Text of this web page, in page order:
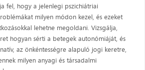
fel, hogy a jelenlegi pszichiátriai
milyen módon kezel, és ezeket
lehetne megoldani. Vizsgálja,
hogyan sérti a betegek autonómiáját, és
az önkéntességre alapuló jogi keretre,
milyen anyagi és társadalmi